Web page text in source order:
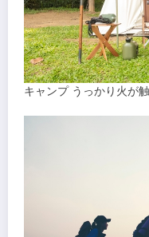
キャンプ うっかり火が